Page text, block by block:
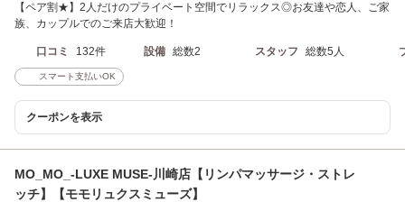
【ペア割★】2人だけのプライベート空間でリラックス◎お友達や恋人、ご家
族、カップルでのご来店大歓迎！
口コミ 132件 設備 総数2 スタッフ 総数5人
スマート支払いOK
クーポンを表示
MO_MO_-LUXE MUSE-川崎店【リンパマッサージ・ストレ
ッチ】【モモリュクスミューズ】